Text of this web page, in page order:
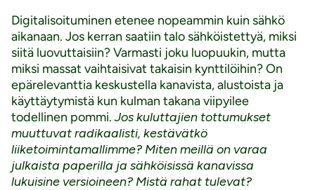
Digitalisoituminen etenee nopeammin kuin sähkö
aikanaan. Jos kerran saatiin talo sähköistettyä, miksi
siitä luovuttaisiin? Varmasti joku luopuukin, mutta
miksi massat vaihtaisivat takaisin kynttilöihin? On
epärelevanttia keskustella kanavista, alustoista ja
käyttäytymistä kun kulman takana viipyilee
todellinen pommi. Jos kuluttajien tottumukset
muuttuvat radikaalisti, kestävätkö
liiketoimintamallimme? Miten meillä on varaa
julkaista paperilla ja sähköisissä kanavissa
lukuisine versioineen? Mistä rahat tulevat?